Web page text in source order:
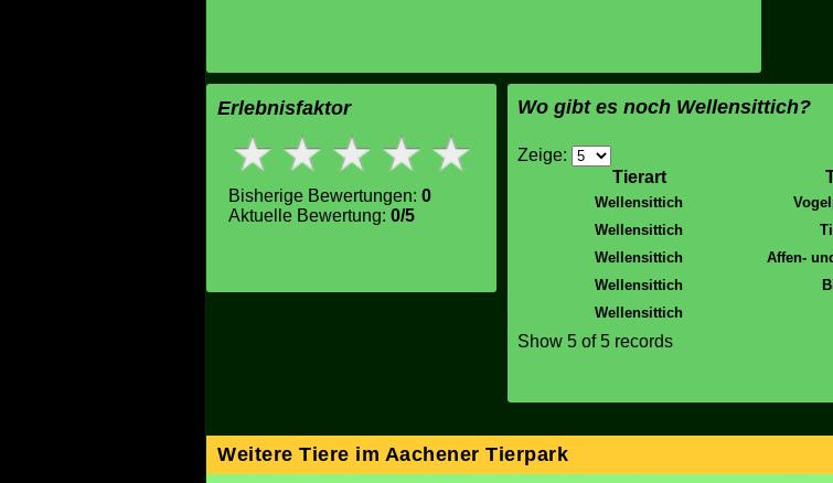
Erlebnisfaktor
Bisherige Bewertungen: 0
Aktuelle Bewertung: 0/5
Wo gibt es noch Wellensittich?
Zeige:
Tierart
Wellensittich
Wellensittich
Wellensittich
Affen-
Wellensittich
Wellensittich
Show 5 of 5 records
Weitere Tiere im Aachener Tierpark